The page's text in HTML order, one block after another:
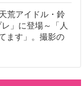
荒アイドル・鈴
」に登場～「人
ます」。撮影の